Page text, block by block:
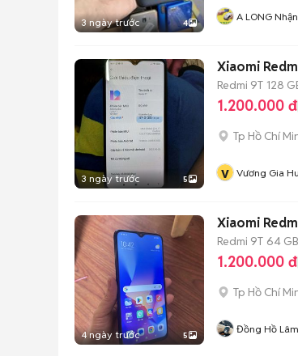
3 ngày trước 4
A LONG Nhận Thanh Toán
3 ngày trước 5
Xiaomi
Redmi 9T 128
1.200.000 đ
Tp Hồ Chí
v Vương Gia
4 ngày trước 5
Xiaomi
Redmi 9T 64 GB
1.200.000 đ
Tp Hồ Chí
Đồng Hồ